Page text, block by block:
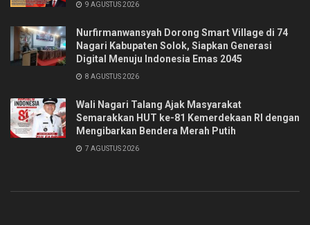
9 AGUSTUS 2026
Nurfirmanwansyah Dorong Smart Village di 74
Nagari Kabupaten Solok, Siapkan Generasi
Digital Menuju Indonesia Emas 2045
8 AGUSTUS 2026
Wali Nagari Talang Ajak Masyarakat
Semarakkan HUT ke-81 Kemerdekaan RI dengan
Mengibarkan Bendera Merah Putih
7 AGUSTUS 2026